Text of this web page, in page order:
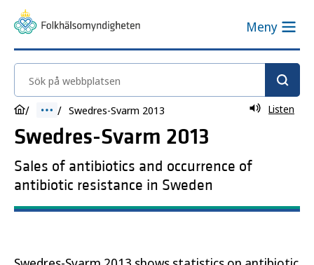
Meny
Sök på webbplatsen
Swedres-Svarm 2013 Listen
Swedres-Svarm 2013
Sales of antibiotics and occurrence of
antibiotic resistance in Sweden